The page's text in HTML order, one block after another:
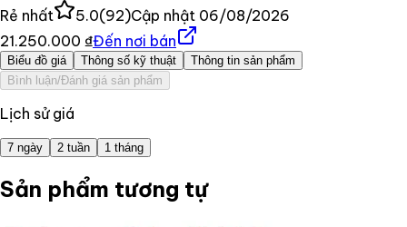
Rẻ nhất 5.0(92)Cập nhật 06/08/2026
21.250.000 ₫Đến nơi bán
Biểu đồ giá Thông số kỹ thuật
Thông tin sản phẩm
Bình luận/Đánh giá sản phẩm
Lịch sử giá
7 ngày 2 tuần 1 tháng
Sản phẩm tương tự